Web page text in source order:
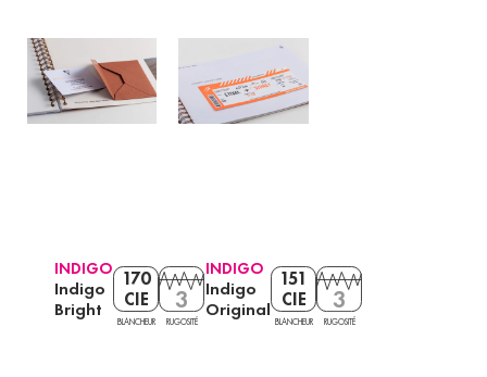
INDIGO
Indigo
Bright
170
CIE
BLANCHEUR
3
RUGOSITÉ
INDIGO
Indigo
Original
151
CIE
BLANCHEUR
3
RUGOSITÉ